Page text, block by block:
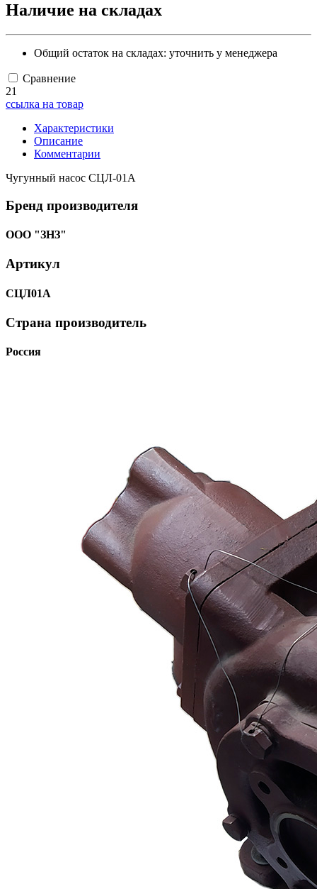
Наличие на складах
Общий остаток на складах: уточнить у менеджера
Сравнение
21
ссылка на товар
Характеристики
Описание
Комментарии
Чугунный насос СЦЛ-01А
Бренд производителя
ООО "ЗНЗ"
Артикул
СЦЛ01А
Страна производитель
Россия